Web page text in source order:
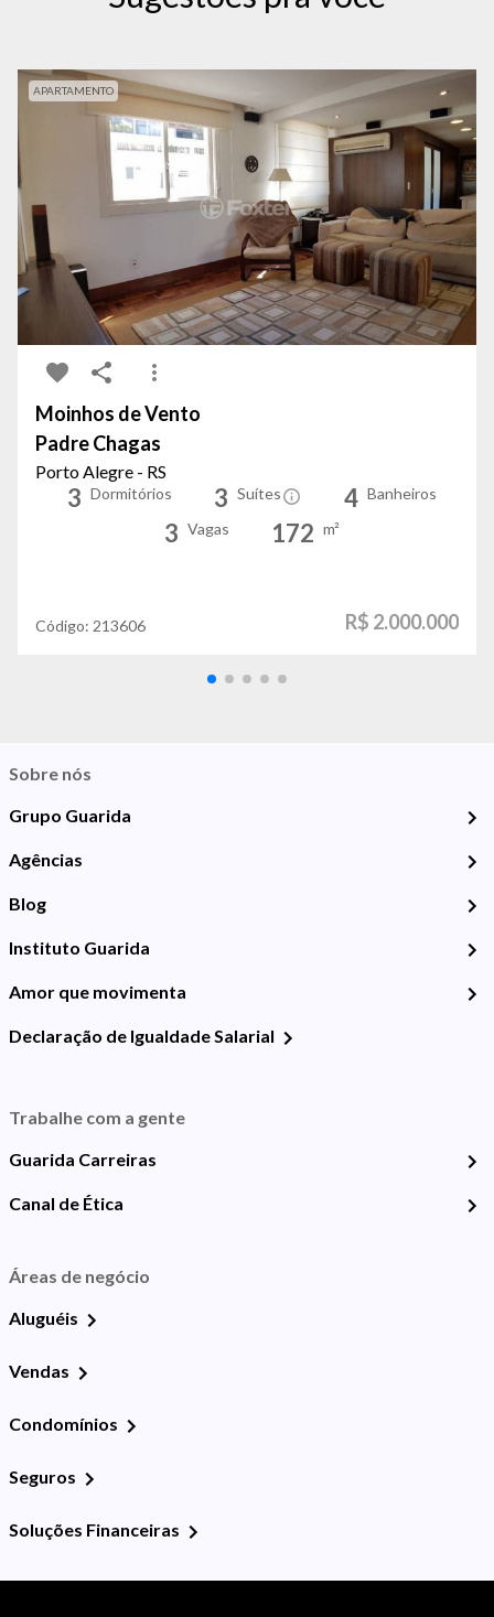
APARTAMENTO
Moinhos de Vento
Padre Chagas
Porto Alegre - RS
3 Dormitórios 3 Suítes 4 Banheiros
3 Vagas 172 m²
Código: 213606 R$ 2.000.000
Sobre nós
Grupo Guarida
Agências
Blog
Instituto Guarida
Amor que movimenta
Declaração de Igualdade Salarial
Trabalhe com a gente
Guarida Carreiras
Canal de Ética
Áreas de negócio
Aluguéis
Vendas
Condomínios
Seguros
Soluções Financeiras